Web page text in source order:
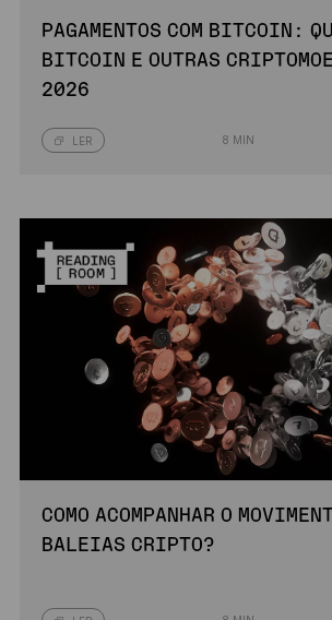
PAGAMENTOS COM BITCOIN:
BITCOIN E OUTRAS
2026
LER 8 MIN
COMO ACOMPANHAR O
BALEIAS CRIPTO?